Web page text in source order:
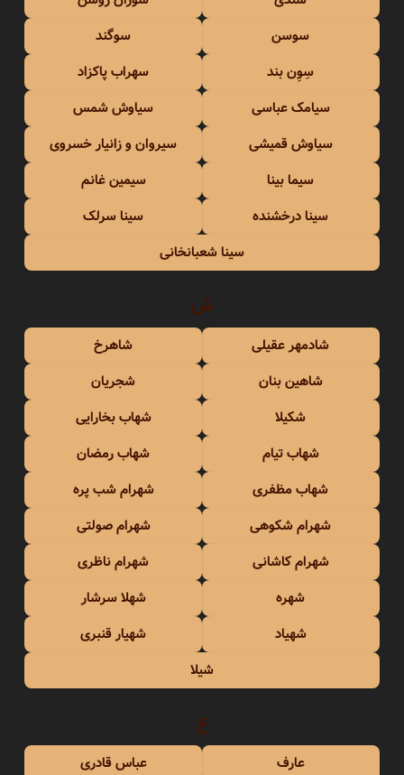
سوسن
سوگند
سِوِن بند
سهراب پاکزاد
سیامک عباسی
سیاوش شمس
سیاوش قمیشی
سیروان و زانیار خسروی
سیما بینا
سیمین غانم
سینا درخشنده
سینا سرلک
سینا شعبانخانی
ش
شادمهر عقیلی
شاهرخ
شاهین بنان
شجریان
شکیلا
شهاب بخارایی
شهاب تیام
شهاب رمضان
شهاب مظفری
شهرام شب پره
شهرام شکوهی
شهرام صولتی
شهرام کاشانی
شهرام ناظری
شهره
شهلا سرشار
شهیاد
شهیار قنبری
شیلا
ع
عارف
عباس قادری